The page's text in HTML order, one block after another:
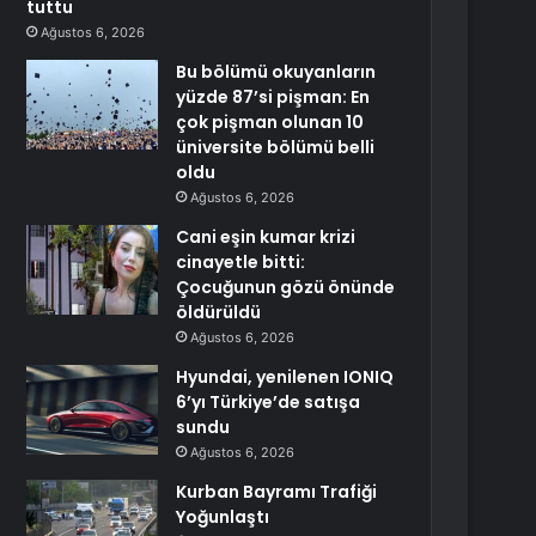
tuttu
Ağustos 6, 2026
Bu bölümü okuyanların
yüzde 87’si pişman: En
çok pişman olunan 10
üniversite bölümü belli
oldu
Ağustos 6, 2026
Cani eşin kumar krizi
cinayetle bitti:
Çocuğunun gözü önünde
öldürüldü
Ağustos 6, 2026
Hyundai, yenilenen IONIQ
6’yı Türkiye’de satışa
sundu
Ağustos 6, 2026
Kurban Bayramı Trafiği
Yoğunlaştı